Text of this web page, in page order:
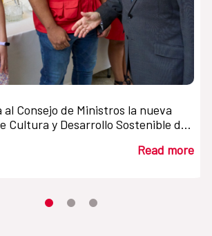
al Consejo de Ministros la nueva
Cultura y Desarrollo Sostenible de
Read more
Moves the carousel to its element
Moves the carousel to its
Moves the carousel to its